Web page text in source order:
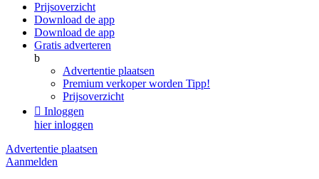
Prijsoverzicht
Download de app
Download de app
Gratis adverteren
b
Advertentie plaatsen
Premium verkoper worden Tipp!
Prijsoverzicht
 Inloggen
hier inloggen
Advertentie plaatsen
Aanmelden